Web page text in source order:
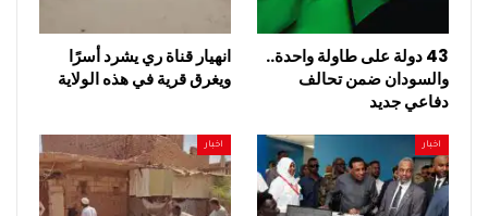
43 دولة على طاولة واحدة..
والسودان ضمن تحالف
دفاعي جديد
انهيار قناة ري يشرد أسرًا
ويغرق قرية في هذه الولاية
اخبار اخبار